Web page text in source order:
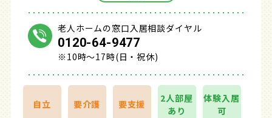
老人ホームの窓口入居相談ダイヤル
0120-64-9477
※10時～17時(日・祝休)
自立 要介護 要支援
2人部屋
あり
体験入居
可